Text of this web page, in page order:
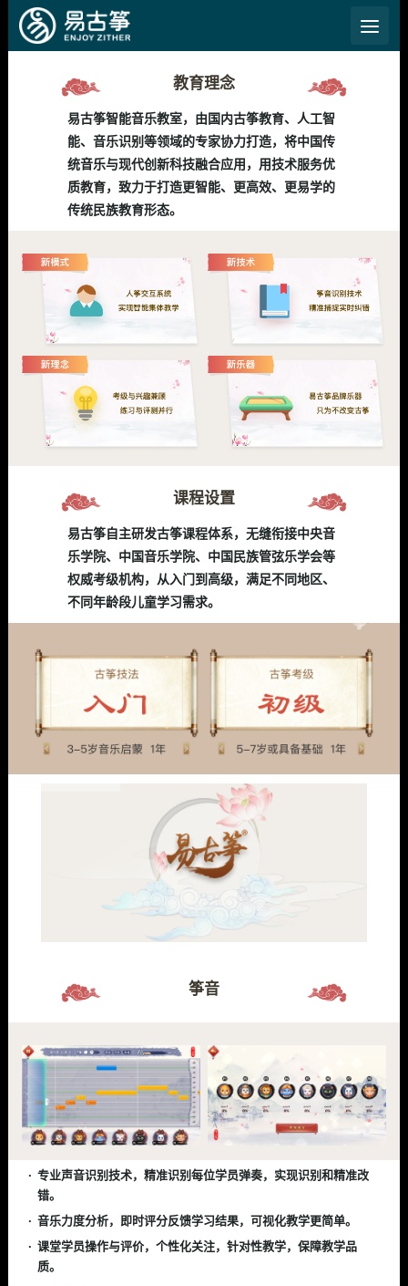
菜单
智能音乐教室教育理念
易古筝智能音乐教室，由国内古筝教育、人工智
能、音乐识别等领域的专家协力打造，将中国传
统音乐与现代创新科技融合应用，用技术服务优
质教育，致力于打造更智能、更高效、更易学的
传统民族教育形态。
课程设置
易古筝自主研发古筝课程体系，无缝衔接中央音
乐学院、中国音乐学院、中国民族管弦乐学会等
权威考级机构，从入门到高级，满足不同地区、
不同年龄段儿童学习需求。
筝音
专业声音识别技术，精准识别每位学员弹奏，实现识别和精准改
错。
音乐力度分析，即时评分反馈学习结果，可视化教学更简单。
课堂学员操作与评价，个性化关注，针对性教学，保障教学品
质。